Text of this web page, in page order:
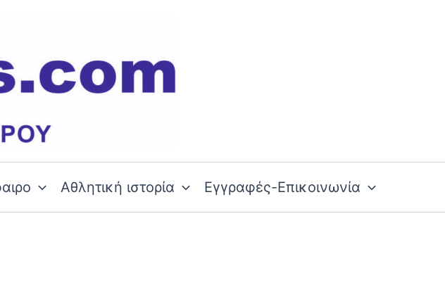
Αθλητική ιστορία Εγγραφές-Επικοινωνία